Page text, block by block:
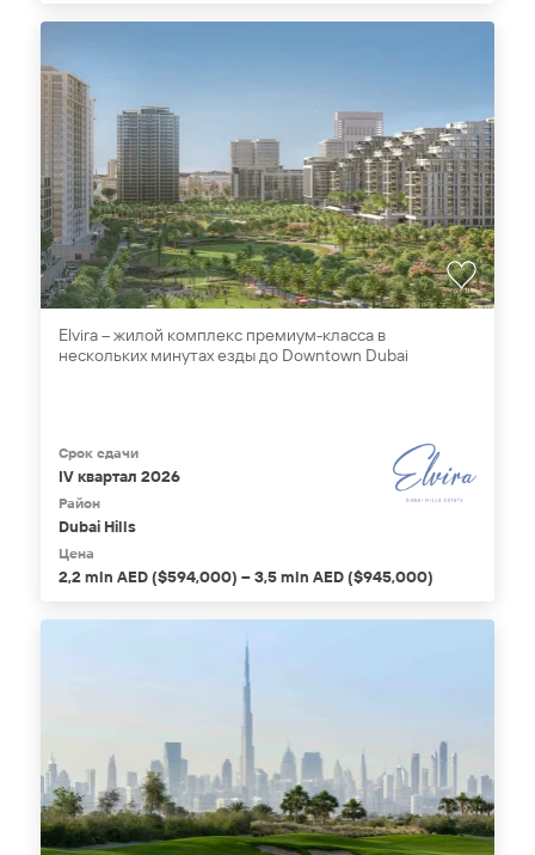
Elvira – жилой комплекс премиум-класса в
нескольких минутах езды до Downtown Dubai
Срок сдачи
IV квартал 2026
Район
Dubai Hills
Цена
2,2 mln AED ($594,000) – 3,5 mln AED ($945,000)